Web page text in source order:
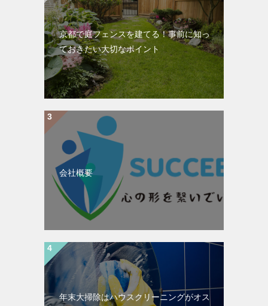
京都で庭フェンスを建てる！事前に知っ
ておきたい大切なポイント
会社概要
年末大掃除はハウスクリーニングがオス